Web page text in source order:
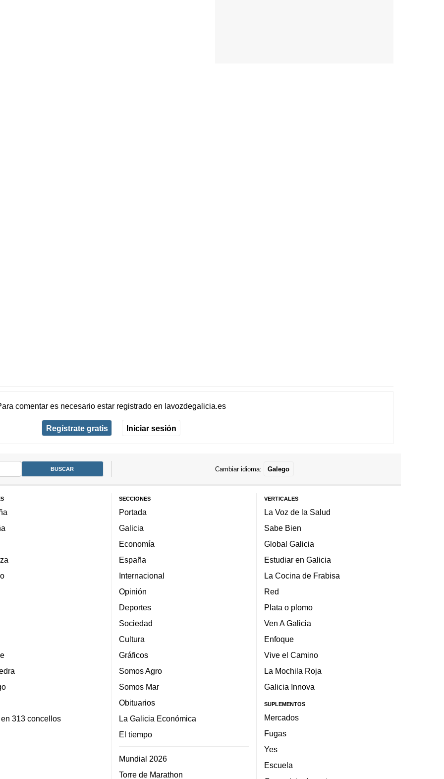
comentar es necesario estar registradoen lavozdegalicia.es
Regístrate gratis Iniciar sesión
Cambiar idioma: Galego
313 concellos
SECCIONES
Portada
Galicia
Economía
España
Internacional
Opinión
Deportes
Sociedad
Cultura
Gráficos
Somos Agro
Somos Mar
Obituarios
La Galicia Económica
El tiempo
Mundial 2026
Torre de Marathon
VERTICALES
La Voz de la Salud
Sabe Bien
Global Galicia
Estudiar en Galicia
La Cocina de Frabisa
Red
Plata o plomo
Ven A Galicia
Enfoque
Vive el Camino
La Mochila Roja
Galicia Innova
SUPLEMENTOS
Mercados
Fugas
Yes
Escuela